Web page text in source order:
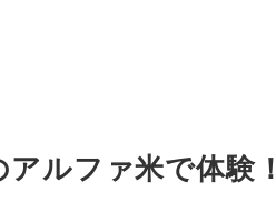
ルファ米で体験